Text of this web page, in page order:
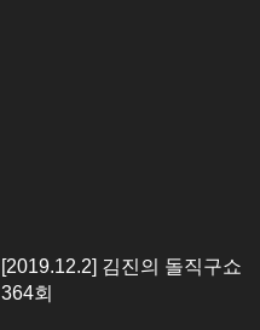
[2019.12.2] 김진의 돌직구쇼
364회